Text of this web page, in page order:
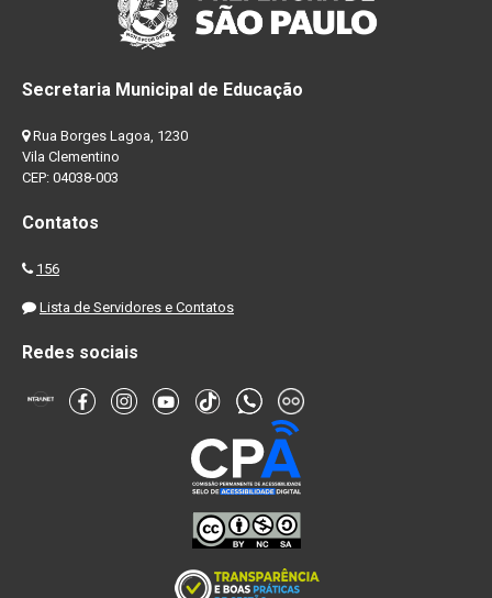
Secretaria Municipal de Educação
Rua Borges Lagoa, 1230
Vila Clementino
CEP: 04038-003
Contatos
156
Lista de Servidores e Contatos
Redes sociais